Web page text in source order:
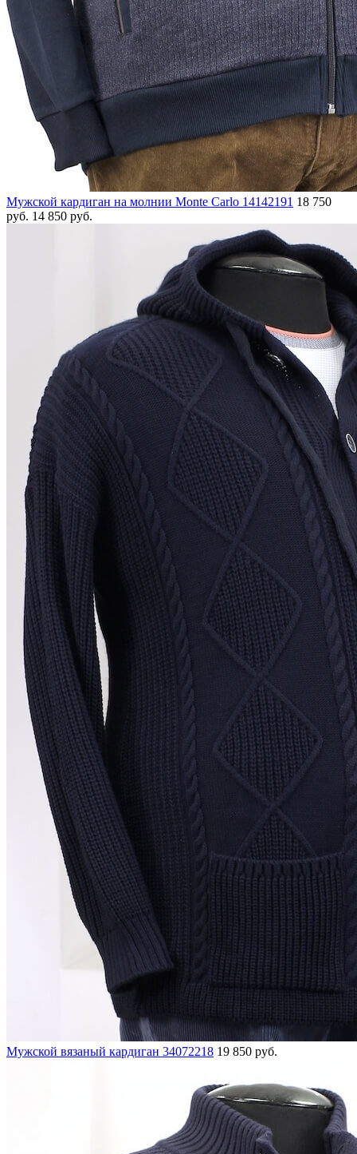
Мужской кардиган на молнии Monte Carlo 14142191 18 750
руб. 14 850 руб.
Мужской вязаный кардиган 34072218 19 850 руб.